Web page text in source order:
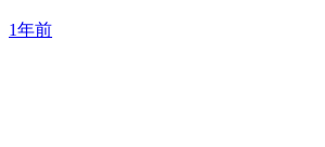
1年前